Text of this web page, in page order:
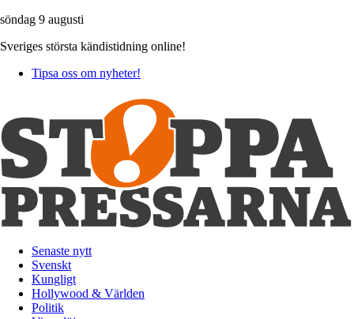
söndag 9 augusti
Sveriges största kändistidning online!
Tipsa oss om nyheter!
Senaste nytt
Svenskt
Kungligt
Hollywood & Världen
Politik